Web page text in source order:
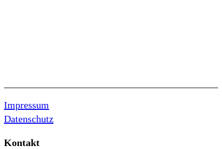
Impressum
Datenschutz
Kontakt